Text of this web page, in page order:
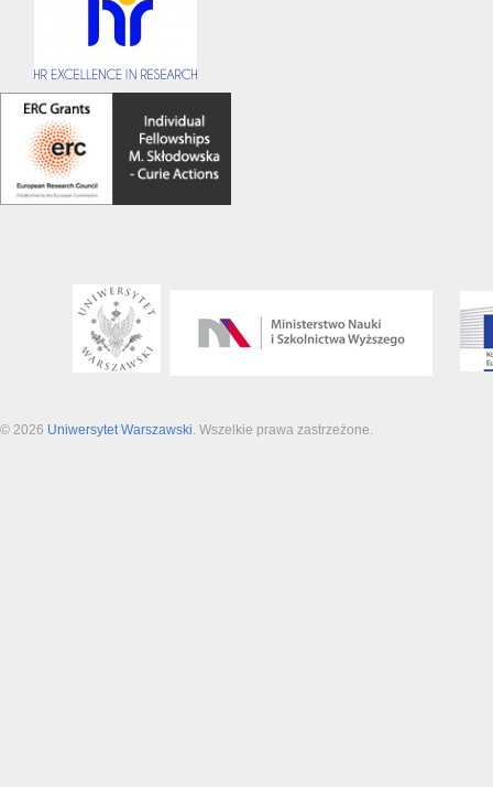
© 2026 Uniwersytet Warszawski . Wszelkie prawa zastrzeżone.